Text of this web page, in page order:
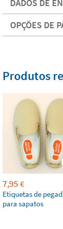
DADOS DE
OPÇÕES DE
Produtos
7,95 €
Etiquetas de
para sapatos